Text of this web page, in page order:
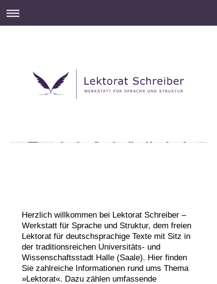
Herzlich willkommen bei Lektorat Schreiber –
Werkstatt für Sprache und Struktur, dem freien
Lektorat für deutschsprachige Texte mit Sitz in
der traditionsreichen Universitäts- und
Wissenschaftsstadt Halle (Saale). Hier finden
Sie zahlreiche Informationen rund ums Thema
»Lektorat«. Dazu zählen umfassende